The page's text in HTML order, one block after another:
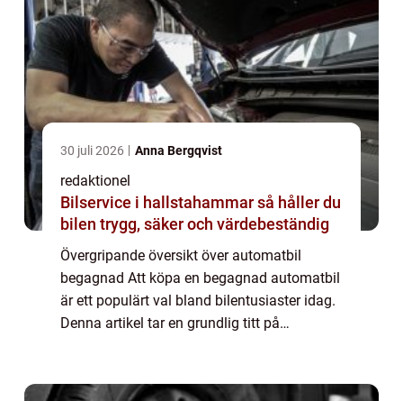
30 juli 2026 Anna Bergqvist
redaktionel
Bilservice i hallstahammar så håller du
bilen trygg, säker och värdebeständig
Övergripande översikt över automatbil
begagnad Att köpa en begagnad automatbil
är ett populärt val bland bilentusiaster idag.
Denna artikel tar en grundlig titt på
olik...